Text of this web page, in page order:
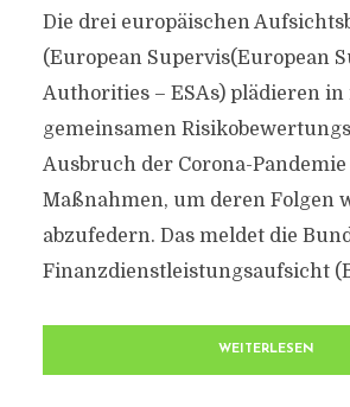
Die drei europäischen
(European Supervis(European
Authorities – ESAs) plädieren
gemeinsamen
Ausbruch der Corona-
Maßnahmen, um deren Folgen
abzufedern. Das meldet die
Finanzdienstleistungsaufsicht
WEITERLESEN